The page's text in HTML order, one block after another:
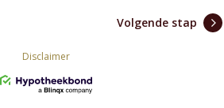
Volgende stap
Disclaimer